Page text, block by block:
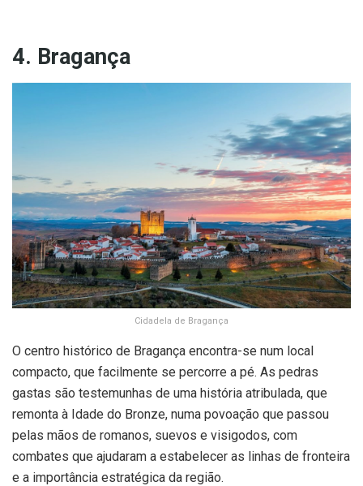
4. Bragança
Cidadela de Bragança
O centro histórico de Bragança encontra-se num local
compacto, que facilmente se percorre a pé. As pedras
gastas são testemunhas de uma história atribulada, que
remonta à Idade do Bronze, numa povoação que passou
pelas mãos de romanos, suevos e visigodos, com
combates que ajudaram a estabelecer as linhas de fronteira
e a importância estratégica da região.